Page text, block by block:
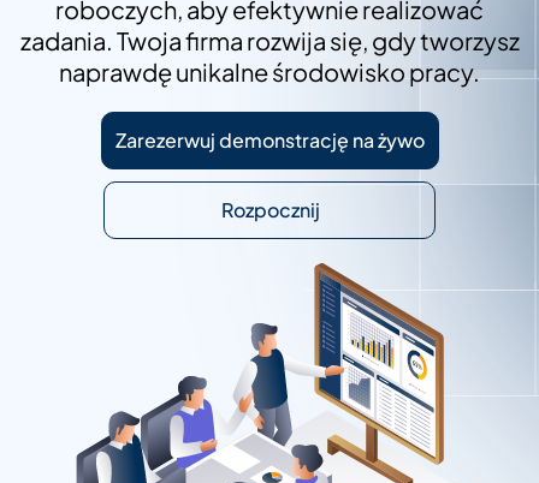
roboczych, aby efektywnie realizować
zadania. Twoja firma rozwija się, gdy tworzysz
naprawdę unikalne środowisko pracy.
Zarezerwuj demonstrację na żywo
Rozpocznij